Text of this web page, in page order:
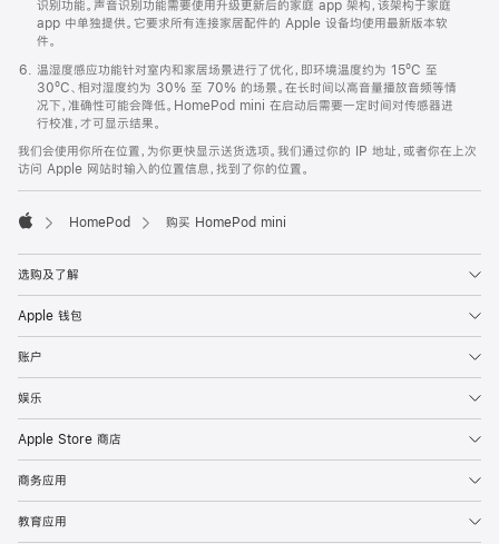
识别功能。声音识别功能需要使用升级更新后的家庭 app 架构，该架构于家庭
app 中单独提供。它要求所有连接家居配件的 Apple 设备均使用最新版本软
件。
温湿度感应功能针对室内和家居场景进行了优化，即环境温度约为 15ºC 至
30ºC、相对湿度约为 30% 至 70% 的场景。在长时间以高音量播放音频等情
况下，准确性可能会降低。HomePod mini 在启动后需要一定时间对传感器进
行校准，才可显示结果。
我们会使用你所在位置，为你更快显示送货选项。我们通过你的 IP 地址，或者你在上次
访问 Apple 网站时输入的位置信息，找到了你的位置。
HomePod 购买 HomePod mini
选购及了解
Apple 钱包
账户
娱乐
Apple Store 商店
商务应用
教育应用